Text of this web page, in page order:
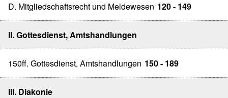
D. Mitgliedschaftsrecht und Meldewesen 120 - 149
II. Gottesdienst, Amtshandlungen
150ff. Gottesdienst, Amtshandlungen 150 - 189
III. Diakonie